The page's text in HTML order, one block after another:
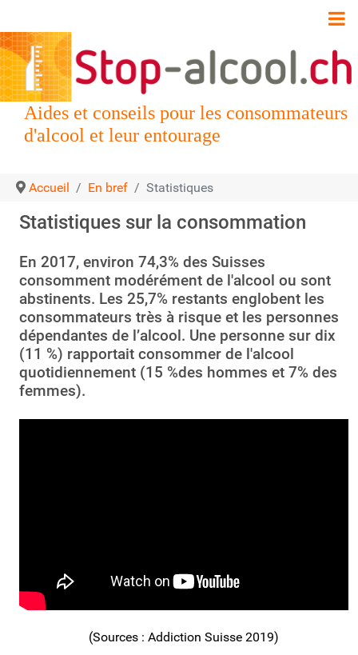
Aides et conseils pour les consommateurs
d'alcool et leur entourage
Accueil En bref Statistiques
Statistiques sur la consommation
En 2017, environ 74,3% des Suisses
consomment modérément de l'alcool ou sont
abstinents. Les 25,7% restants englobent les
consommateurs très à risque et les personnes
dépendantes de l’alcool. Une personne sur dix
(11 %) rapportait consommer de l'alcool
quotidiennement (15 %des hommes et 7% des
femmes).
(Sources : Addiction Suisse 2019)